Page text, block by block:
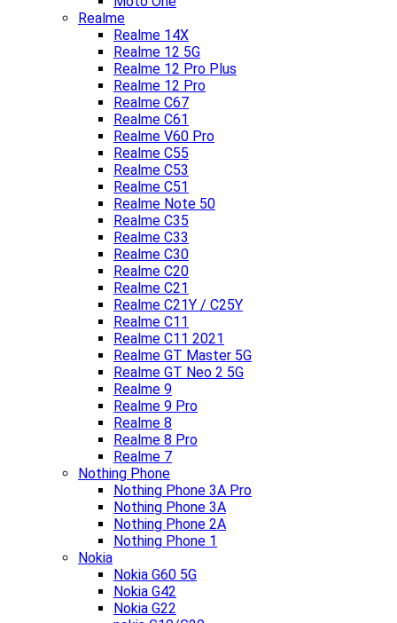
Realme
Realme 14X
Realme 12 5G
Realme 12 Pro Plus
Realme 12 Pro
Realme C67
Realme C61
Realme V60 Pro
Realme C55
Realme C53
Realme C51
Realme Note 50
Realme C35
Realme C33
Realme C30
Realme C20
Realme C21
Realme C21Y / C25Y
Realme C11
Realme C11 2021
Realme GT Master 5G
Realme GT Neo 2 5G
Realme 9
Realme 9 Pro
Realme 8
Realme 8 Pro
Realme 7
Nothing Phone
Nothing Phone 3A Pro
Nothing Phone 3A
Nothing Phone 2A
Nothing Phone 1
Nokia
Nokia G60 5G
Nokia G42
Nokia G22